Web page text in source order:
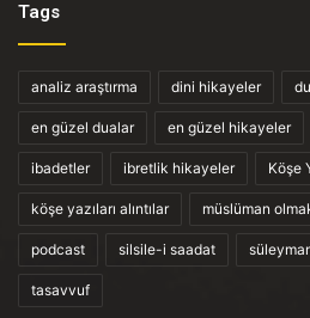
Tags
analiz araştırma dini hikayeler
en güzel dualar en güzel hikayeler
ibadetler ibretlik hikayeler Köşe
köşe yazıları alıntılar müslüman
podcast silsile-i saadat
tasavvuf